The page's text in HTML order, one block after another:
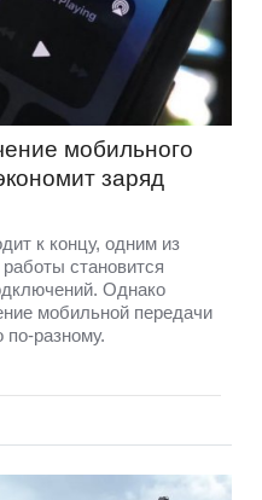
мобильного
заряд
к концу, одним из
становится
Однако
мобильной передачи
по-разному.